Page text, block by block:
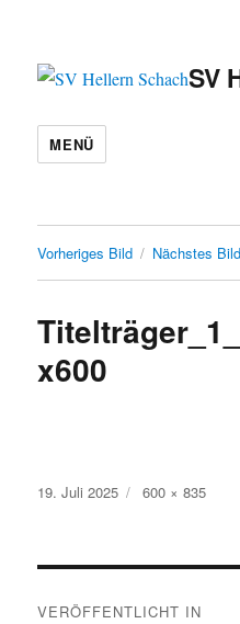
SV
MENÜ
Vorheriges Bild Nächstes Bild
x600
Veröffentlicht
19. Juli 2025
Volle
600 × 835
VERÖFFENTLICHT IN